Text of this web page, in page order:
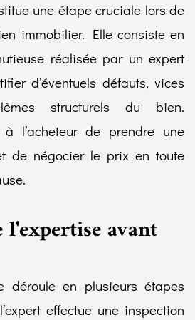
une étape cruciale lors de
immobilier. Elle consiste en
réalisée par un expert
d’éventuels défauts, vices
structurels du bien.
à l’acheteur de prendre une
de négocier le prix en toute
l'expertise avant
déroule en plusieurs étapes
effectue une inspection